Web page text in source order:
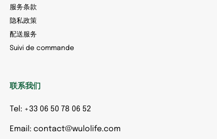
服务条款
隐私政策
配送服务
Suivi de commande
联系我们
Tel: +33 06 50 78 06 52
Email: contact@wulolife.com